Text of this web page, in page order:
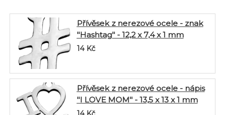
Přívěsek z nerezové ocele - znak
"Hashtag" - 12,2 x 7,4 x 1 mm
14 Kč
Přívěsek z nerezové ocele - nápis
"I LOVE MOM" - 13,5 x 13 x 1 mm